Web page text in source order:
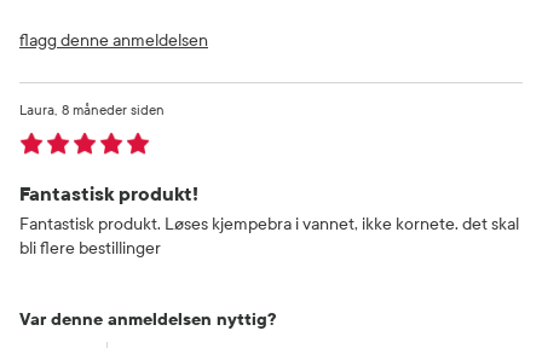
flagg denne anmeldelsen
Fantastisk produkt!
8 måneder siden
Laura
Fantastisk produkt. Løses kjempebra i vannet, ikke kornete. det skal
bli flere bestillinger
Var denne anmeldelsen nyttig?